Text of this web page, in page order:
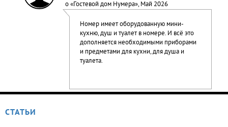
о «Гостевой дом Нумера», Май 2026
Номер имеет оборудованную мини-
кухню, душ и туалет в номере. И всё это
дополняется необходимыми приборами
и предметами для кухни, для душа и
туалета.
СТАТЬИ